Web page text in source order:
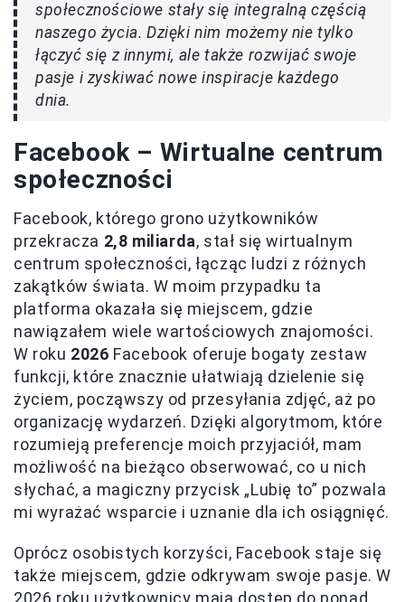
społecznościowe stały się integralną częścią
naszego życia. Dzięki nim możemy nie tylko
łączyć się z innymi, ale także rozwijać swoje
pasje i zyskiwać nowe inspiracje każdego
dnia.
Facebook – Wirtualne centrum
społeczności
Facebook, którego grono użytkowników
przekracza 2,8 miliarda, stał się wirtualnym
centrum społeczności, łącząc ludzi z różnych
zakątków świata. W moim przypadku ta
platforma okazała się miejscem, gdzie
nawiązałem wiele wartościowych znajomości.
W roku 2026 Facebook oferuje bogaty zestaw
funkcji, które znacznie ułatwiają dzielenie się
życiem, począwszy od przesyłania zdjęć, aż po
organizację wydarzeń. Dzięki algorytmom, które
rozumieją preferencje moich przyjaciół, mam
możliwość na bieżąco obserwować, co u nich
słychać, a magiczny przycisk „Lubię to” pozwala
mi wyrażać wsparcie i uznanie dla ich osiągnięć.
Oprócz osobistych korzyści, Facebook staje się
także miejscem, gdzie odkrywam swoje pasje. W
2026 roku użytkownicy mają dostęp do ponad